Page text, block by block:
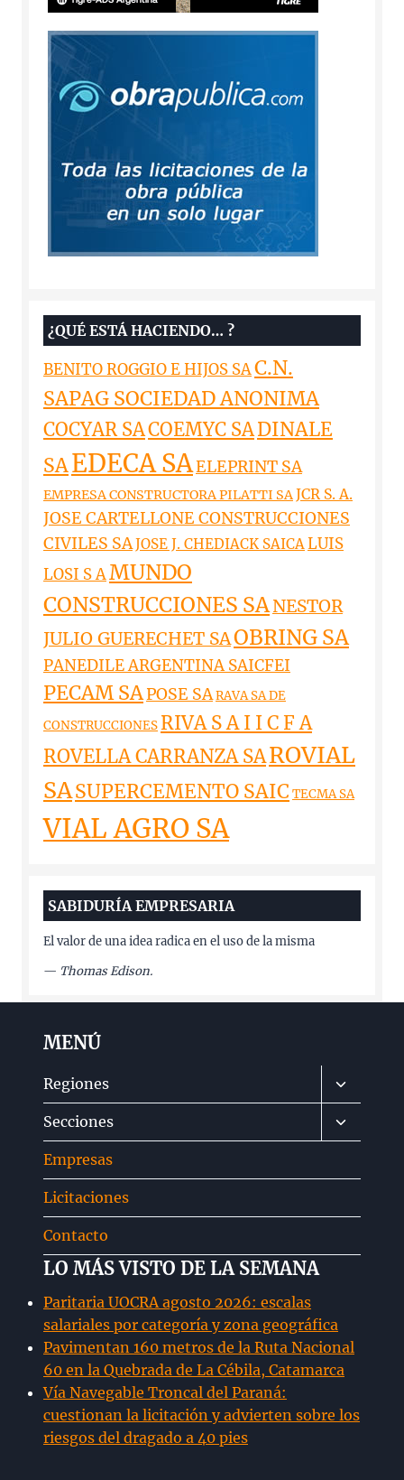
¿QUÉ ESTÁ HACIENDO… ?
BENITO ROGGIO E HIJOS SAC.N.
SAPAG SOCIEDAD ANONIMA
COCYAR SACOEMYC SADINALE
SAEDECA SAELEPRINT SA
EMPRESA CONSTRUCTORA PILATTI SAJCR S. A.
JOSE CARTELLONE CONSTRUCCIONES
CIVILES SAJOSE J. CHEDIACK SAICALUIS
LOSI S AMUNDO
CONSTRUCCIONES SANESTOR
JULIO GUERECHET SAOBRING SA
PANEDILE ARGENTINA SAICFEI
PECAM SAPOSE SARAVA SA DE
CONSTRUCCIONES RIVA S A I I C F A
ROVELLA CARRANZA SAROVIAL
SASUPERCEMENTO SAIC TECMA SA
VIAL AGRO SA
SABIDURÍA EMPRESARIA
El valor de una idea radica en el uso de la misma
— Thomas Edison.
MENÚ
Regiones
Alternar
menú
hijo
Secciones
Alternar
menú
Empresas
Licitaciones
Contacto
LO MÁS VISTO DE LA SEMANA
Paritaria UOCRA agosto 2026: escalas
salariales por categoría y zona geográfica
Pavimentan 160 metros de la Ruta Nacional
60 en la Quebrada de La Cébila, Catamarca
Vía Navegable Troncal del Paraná:
cuestionan la licitación y advierten sobre los
riesgos del dragado a 40 pies